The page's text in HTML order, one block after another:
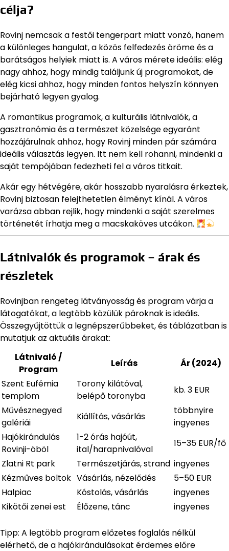
célja?
Rovinj nemcsak a festői tengerpart miatt vonzó, hanem
a különleges hangulat, a közös felfedezés öröme és a
barátságos helyiek miatt is. A város mérete ideális: elég
nagy ahhoz, hogy mindig találjunk új programokat, de
elég kicsi ahhoz, hogy minden fontos helyszín könnyen
bejárható legyen gyalog.
A romantikus programok, a kulturális látnivalók, a
gasztronómia és a természet közelsége egyaránt
hozzájárulnak ahhoz, hogy Rovinj minden pár számára
ideális választás legyen. Itt nem kell rohanni, mindenki a
saját tempójában fedezheti fel a város titkait.
Akár egy hétvégére, akár hosszabb nyaralásra érkeztek,
Rovinj biztosan felejthetetlen élményt kínál. A város
varázsa abban rejlik, hogy mindenki a saját szerelmes
történetét írhatja meg a macskaköves utcákon.
Látnivalók és programok – árak és
részletek
Rovinjban rengeteg látványosság és program várja a
látogatókat, a legtöbb közülük pároknak is ideális.
Összegyűjtöttük a legnépszerűbbeket, és táblázatban is
mutatjuk az aktuális árakat:
Látnivaló /
Program
Leírás
Ár (2024)
Szent Eufémia
templom
Torony kilátóval,
belépő toronyba
kb. 3 EUR
Művésznegyed
galériái
Kiállítás, vásárlás
többnyire
ingyenes
Hajókirándulás
Rovinji-öböl
1-2 órás hajóút,
ital/harapnivalóval
15–35 EUR/fő
Zlatni Rt park
Természetjárás, strand ingyenes
Kézműves boltok Vásárlás, nézelődés
5–50 EUR
Halpiac
Kóstolás, vásárlás
ingyenes
Kikötői zenei est
Élőzene, tánc ingyenes
Tipp: A legtöbb program előzetes foglalás nélkül
elérhető, de a hajókirándulásokat érdemes előre